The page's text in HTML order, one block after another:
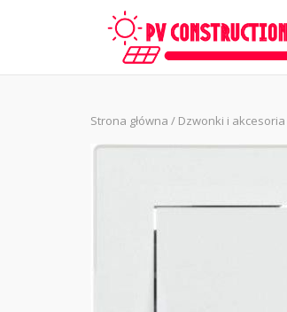
Strona główna / Dzwonki i akcesoria